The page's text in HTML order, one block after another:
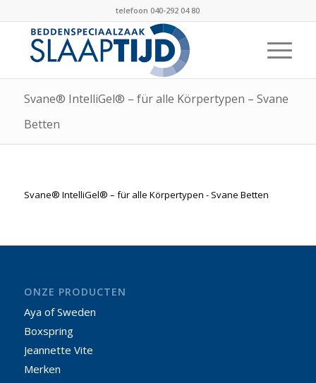
telefoon 040-292 04 80
Svane® IntelliGel® – für alle Körpertypen – Svane
Betten
Svane® IntelliGel® – für alle Körpertypen - Svane Betten
ONZE PRODUCTEN
Aya of Sweden
Boxspring
Jeannette Vite
Merken